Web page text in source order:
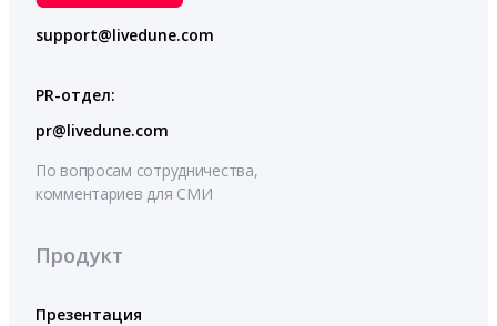
support@livedune.com
PR-отдел:
pr@livedune.com
По вопросам сотрудничества,
комментариев для СМИ
Продукт
Презентация